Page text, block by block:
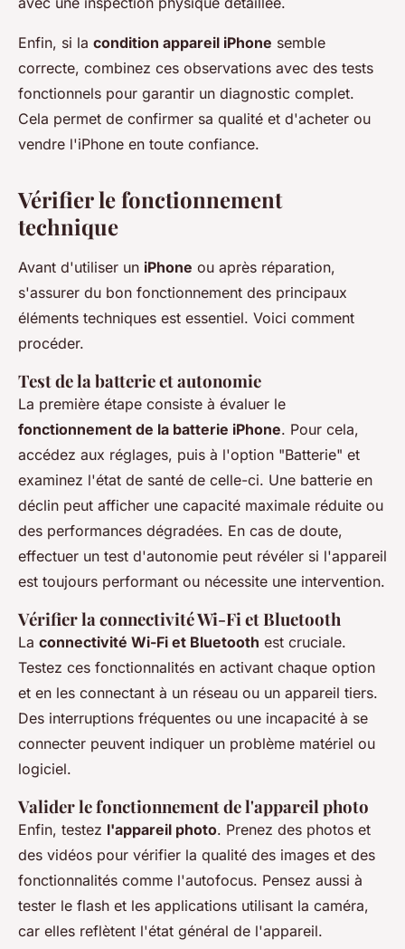
Enfin, si la condition appareil iPhone semble
correcte, combinez ces observations avec des tests
fonctionnels pour garantir un diagnostic complet.
Cela permet de confirmer sa qualité et d'acheter ou
vendre l'iPhone en toute confiance.
Vérifier le fonctionnement
technique
Avant d'utiliser un iPhone ou après réparation,
s'assurer du bon fonctionnement des principaux
éléments techniques est essentiel. Voici comment
procéder.
Test de la batterie et autonomie
La première étape consiste à évaluer le
fonctionnement de la batterie iPhone. Pour cela,
accédez aux réglages, puis à l'option "Batterie" et
examinez l'état de santé de celle-ci. Une batterie en
déclin peut afficher une capacité maximale réduite ou
des performances dégradées. En cas de doute,
effectuer un test d'autonomie peut révéler si l'appareil
est toujours performant ou nécessite une intervention.
Vérifier la connectivité Wi-Fi et Bluetooth
La connectivité Wi-Fi et Bluetooth est cruciale.
Testez ces fonctionnalités en activant chaque option
et en les connectant à un réseau ou un appareil tiers.
Des interruptions fréquentes ou une incapacité à se
connecter peuvent indiquer un problème matériel ou
logiciel.
Valider le fonctionnement de l'appareil photo
Enfin, testez l'appareil photo. Prenez des photos et
des vidéos pour vérifier la qualité des images et des
fonctionnalités comme l'autofocus. Pensez aussi à
tester le flash et les applications utilisant la caméra,
car elles reflètent l'état général de l'appareil.